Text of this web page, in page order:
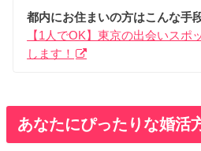
都内にお住まいの方はこんな手
【1人でOK】東京の出会いスポ
します！
あなたにぴったりな婚活